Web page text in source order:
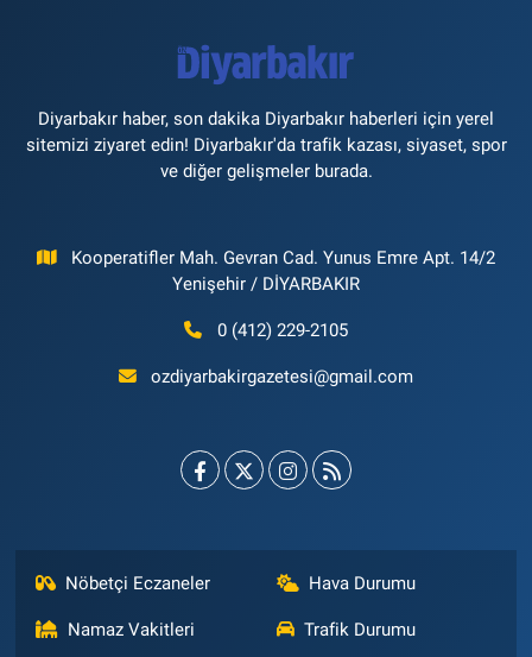
Diyarbakır haber, son dakika Diyarbakır haberleri için yerel
sitemizi ziyaret edin! Diyarbakır'da trafik kazası, siyaset, spor
ve diğer gelişmeler burada.
Kooperatifler Mah. Gevran Cad. Yunus Emre Apt. 14/2
Yenişehir / DİYARBAKIR
0 (412) 229-2105
ozdiyarbakirgazetesi@gmail.com
Nöbetçi Eczaneler Hava Durumu
Namaz Vakitleri Trafik Durumu